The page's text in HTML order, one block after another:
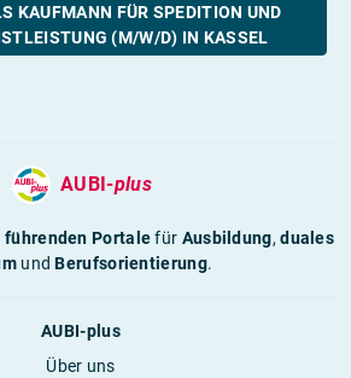
KAUFMANN FÜR SPEDITION UND
(M/W/D) IN KASSEL
AUBI-plus
führenden Portalefür Ausbildung,duales
undBerufsorientierung.
AUBI-plus
Über uns